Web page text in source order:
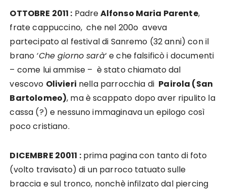
OTTOBRE 2011 : PadreAlfonso Maria Parente,
frate cappuccino, che nel 200o aveva
partecipato al festival di Sanremo (32 anni) con il
brano ‘Che giorno sarà‘ e che falsificò i documenti
– come lui ammise – è stato chiamato dal
vescovo Olivieri nella parrocchia di Pairola (San
Bartolomeo), ma è scappato dopo aver ripulito la
cassa (?) e nessuno immaginava un epilogo così
poco cristiano.
DICEMBRE 20011 :prima pagina con tanto di foto
(volto travisato) di un parroco tatuato sulle
braccia e sul tronco, nonchè infilzato dal piercing